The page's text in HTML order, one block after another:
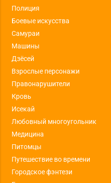
Полиция
Боевые искусства
Самураи
Машины
Дзёсей
Взрослые персонажи
Правонарушители
Кровь
Исекай
Любовный многоугольник
Медицина
Питомцы
Путешествие во времени
Городское фэнтези